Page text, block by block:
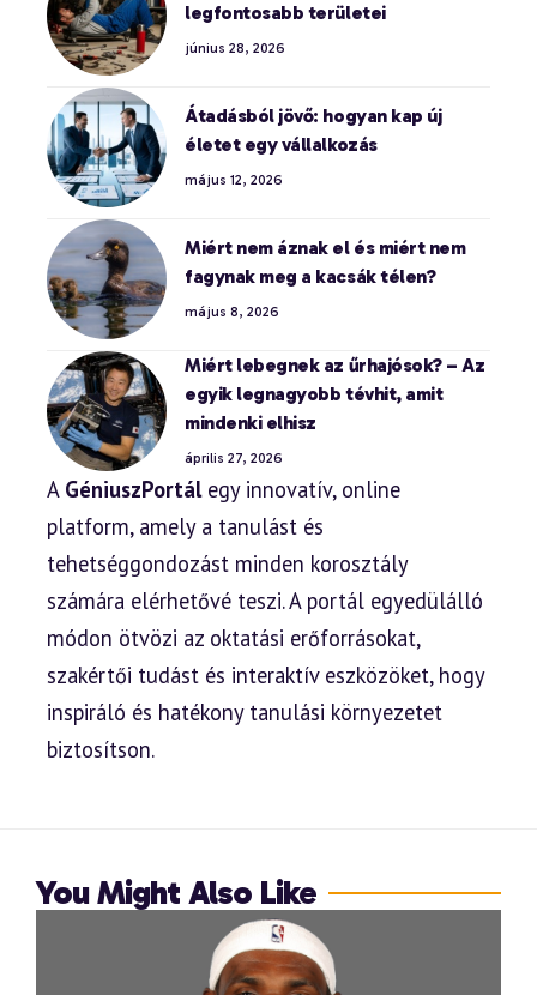
legfontosabb területei
június 28, 2026
Átadásból jövő: hogyan kap új
életet egy vállalkozás
május 12, 2026
Miért nem áznak el és miért nem
fagynak meg a kacsák télen?
május 8, 2026
Miért lebegnek az űrhajósok? – Az
egyik legnagyobb tévhit, amit
mindenki elhisz
április 27, 2026
A GéniuszPortálegy innovatív, online
platform, amely a tanulást és
tehetséggondozást minden korosztály
számára elérhetővé teszi. A portál egyedülálló
módon ötvözi az oktatási erőforrásokat,
szakértői tudást és interaktív eszközöket, hogy
inspiráló és hatékony tanulási környezetet
biztosítson.
You Might Also Like